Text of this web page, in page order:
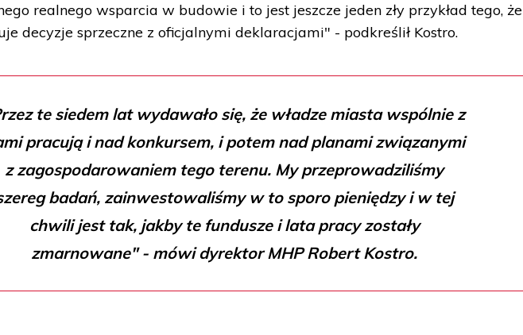
realnego wsparcia w budowie i to jest jeszcze jeden zły przykład tego, że
decyzje sprzeczne z oficjalnymi deklaracjami" - podkreślił Kostro.
te siedem lat wydawało się, że władze miasta wspólnie z
pracują i nad konkursem, i potem nad planami związanymi
z zagospodarowaniem tego terenu. My przeprowadziliśmy
badań, zainwestowaliśmy w to sporo pieniędzy i w tej
chwili jest tak, jakby te fundusze i lata pracy zostały
zmarnowane" - mówi dyrektor MHP Robert Kostro.